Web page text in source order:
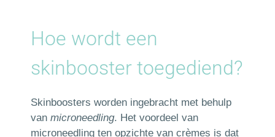
Hoe wordt een
skinbooster toegediend?
Skinboosters worden ingebracht met behulp
van microneedling. Het voordeel van
microneedling ten opzichte van crèmes is dat